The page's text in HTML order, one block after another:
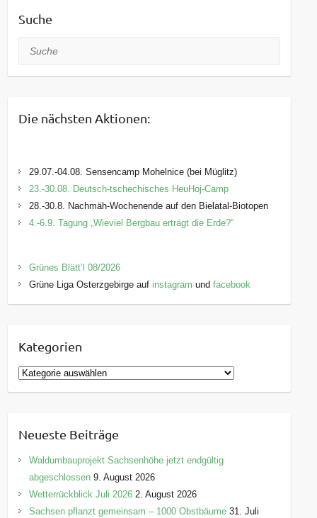
Suche
Suche
Die nächsten Aktionen:
29.07.-04.08. Sensencamp Mohelnice (bei Müglitz)
23.-30.08. Deutsch-tschechisches HeuHoj-Camp
28.-30.8. Nachmäh-Wochenende auf den Bielatal-Biotopen
4.-6.9. Tagung „Wieviel Bergbau erträgt die Erde?“
Grünes Blätt’l 08/2026
Grüne Liga Osterzgebirge auf instagram undfacebook
Kategorien
K
a
g
o
i
e
Neueste Beiträge
Waldumbauprojekt Sachsenhöhe jetzt endgültig
abgeschlossen 9. August 2026
Wetterrückblick Juli 2026 2. August 2026
Sachsen pflanzt gemeinsam – 1000 Obstbäume 31. Juli